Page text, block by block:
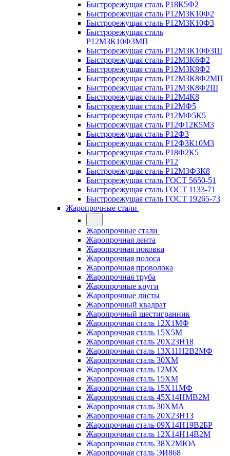
Быстрорежущая сталь Р18К5Ф2
Быстрорежущая сталь Р12М3К10Ф2
Быстрорежущая сталь Р12М3К10Ф3
Быстрорежущая сталь
Р12М3К10Ф3МП
Быстрорежущая сталь Р12М3К10Ф3Ш
Быстрорежущая сталь Р12М3К6Ф2
Быстрорежущая сталь Р12М3К8Ф2
Быстрорежущая сталь Р12М3К8Ф2МП
Быстрорежущая сталь Р12М3К8Ф2Ш
Быстрорежущая сталь Р12М4К8
Быстрорежущая сталь Р12МФ5
Быстрорежущая сталь Р12МФ5К5
Быстрорежущая сталь Р12Ф12К5М3
Быстрорежущая сталь Р12Ф3
Быстрорежущая сталь Р12Ф3К10М3
Быстрорежущая сталь Р18Ф2К5
Быстрорежущая сталь Р12
Быстрорежущая сталь Р12М3Ф3К8
Быстрорежущая сталь ГОСТ 5650-51
Быстрорежущая сталь ГОСТ 1133-71
Быстрорежущая сталь ГОСТ 19265-73
Жаропрочные стали
Жаропрочные стали
Жаропрочная лента
Жаропрочная поковка
Жаропрочная полоса
Жаропрочная проволока
Жаропрочная труба
Жаропрочные круги
Жаропрочные листы
Жаропрочный квадрат
Жаропрочный шестигранник
Жаропрочная сталь 12Х1МФ
Жаропрочная сталь 15Х5М
Жаропрочная сталь 20Х23Н18
Жаропрочная сталь 13Х11Н2В2МФ
Жаропрочная сталь 30ХМ
Жаропрочная сталь 12МХ
Жаропрочная сталь 15ХМ
Жаропрочная сталь 15Х11МФ
Жаропрочная сталь 45Х14НМВ2М
Жаропрочная сталь 30ХМА
Жаропрочная сталь 20Х23Н13
Жаропрочная сталь 09Х14Н19В2БР
Жаропрочная сталь 12Х14Н14В2М
Жаропрочная сталь 38Х2МЮА
Жаропрочная сталь ЭИ868